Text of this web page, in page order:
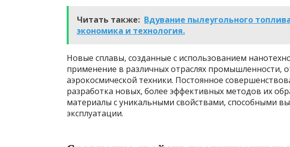
Читать также: Вдувание пылеугольного
экономика и технология.
Новые сплавы, созданные с использованием
применение в различных отраслях промышленности,
аэрокосмической техники. Постоянное
разработка новых, более эффективных методов их
материалы с уникальными свойствами, способными
эксплуатации.